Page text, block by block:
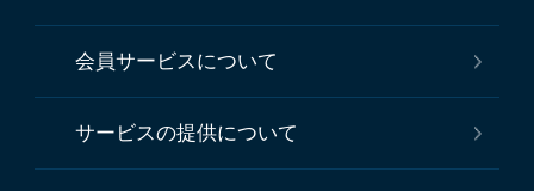
会員サービスについて
サービスの提供について